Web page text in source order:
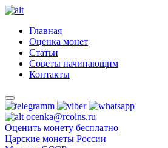
Главная
Оценка монет
Статьи
Советы начинающим
Контакты
ocenka@rcoins.ru
Оценить монету бесплатно
Царские монеты России